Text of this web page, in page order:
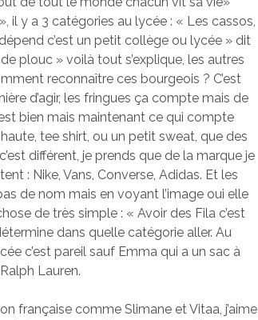
il y a 3 catégories au lycée : « Les cassos,
c’est un petit collège ou lycée » dit
plouc » voilà tout s’explique, les autres
reconnaître ces bourgeois ? C’est
d’agir, les fringues ça compte mais de
bien mais maintenant ce qui compte
tee shirt, ou un petit sweat, que des
différent, je prends que de la marque je
: Nike, Vans, Converse, Adidas. Et les
de nom mais en voyant l’image oui elle
de très simple : « Avoir des Fila c’est
dans quelle catégorie aller. Au
c’est pareil sauf Emma qui a un sac à
Lauren.
française comme Slimane et Vitaa, j’aime